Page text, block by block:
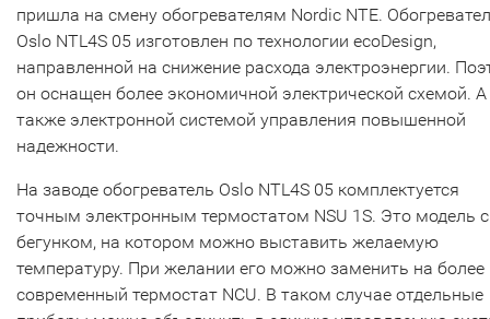
пришла на смену обогревателям Nordic NTE.
Oslo NTL4S 05 изготовлен по технологии ecoDesign,
направленной на снижение расхода электроэнергии.
он оснащен более экономичной электрической схемой. А
также электронной системой управления повышенной
надежности.
На заводе обогреватель Oslo NTL4S 05 комплектуется
точным электронным термостатом NSU 1S. Это модель с
бегунком, на котором можно выставить желаемую
температуру. При желании его можно заменить на более
современный термостат NCU. В таком случае отдельные